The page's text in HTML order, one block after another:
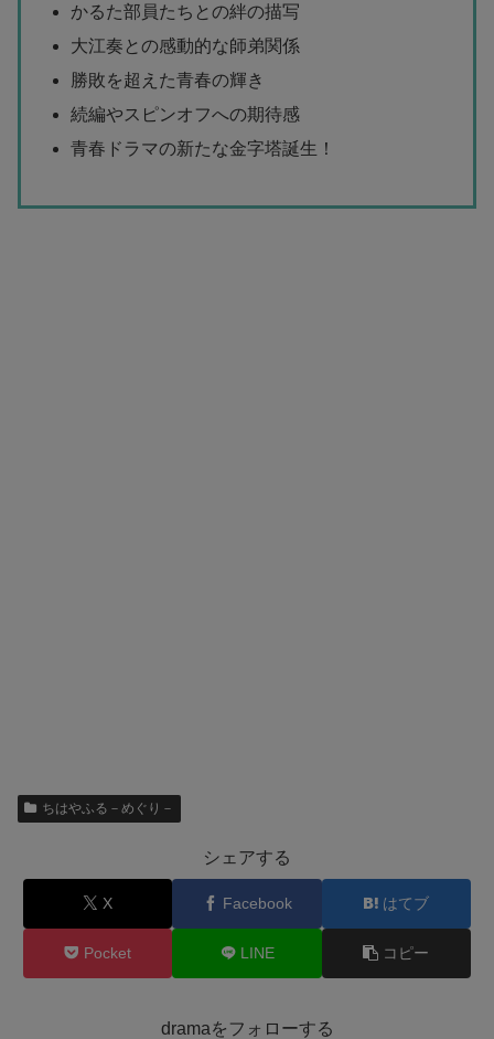
かるた部員たちとの絆の描写
大江奏との感動的な師弟関係
勝敗を超えた青春の輝き
続編やスピンオフへの期待感
青春ドラマの新たな金字塔誕生！
ちはやふる－めぐり－
シェアする
X Facebook はてブ
Pocket LINE コピー
dramaをフォローする